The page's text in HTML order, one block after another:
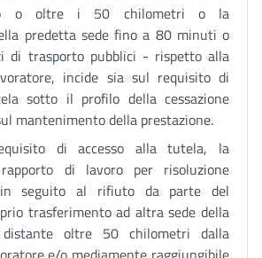
o oltre i 50 chilometri o la
predetta sede fino a 80 minuti o
di trasporto pubblici - rispetto alla
incide sia sul requisito di
sotto il profilo della cessazione
mantenimento della prestazione.
di accesso alla tutela, la
di lavoro per risoluzione
seguito al rifiuto da parte del
trasferimento ad altra sede della
distante oltre 50 chilometri dalla